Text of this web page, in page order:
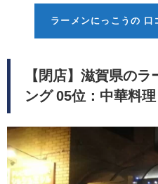
ラーメンにっこうの 口
【閉店】滋賀県の
ング 05位：中華料